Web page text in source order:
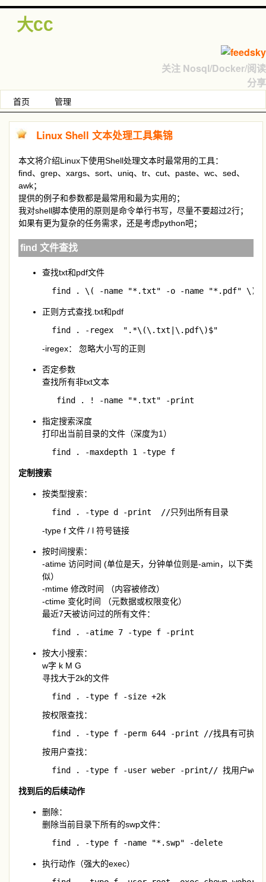
大CC
关注 Nosql/Docker/阅读
分享
首页 管理
Linux Shell 文本处理工具集锦
本文将介绍Linux下使用Shell处理文本时最常用的工具：
find、grep、xargs、sort、uniq、tr、cut、paste、wc、sed、
awk；
提供的例子和参数都是最常用和最为实用的；
我对shell脚本使用的原则是命令单行书写，尽量不要超过2行；
如果有更为复杂的任务需求，还是考虑python吧；
find 文件查找
查找txt和pdf文件
find . \( -name "*.txt" -o -name "*.pdf" \)
正则方式查找.txt和pdf
  find . -regex  ".*\(\.txt|\.pdf\)$"
-iregex： 忽略大小写的正则
否定参数
查找所有非txt文本
   find . ! -name "*.txt" -print
指定搜索深度
打印出当前目录的文件（深度为1）
  find . -maxdepth 1 -type f
定制搜索
按类型搜索：
  find . -type d -print  //只列出所有目录
-type f 文件 / l 符号链接
按时间搜索：
-atime 访问时间 (单位是天，分钟单位则是-amin，以下类
似）
-mtime 修改时间 （内容被修改）
-ctime 变化时间 （元数据或权限变化）
最近7天被访问过的所有文件：
  find . -atime 7 -type f -print
按大小搜索：
w字 k M G
寻找大于2k的文件
  find . -type f -size +2k
按权限查找：
find . -type f -perm 644 -print //找具有可执行
按用户查找：
find . -type f -user weber -print// 找用户
找到后的后续动作
删除：
删除当前目录下所有的swp文件：
  find . -type f -name "*.swp" -delete
执行动作（强大的exec）